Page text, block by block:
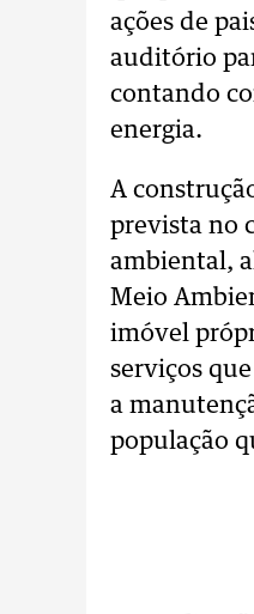
ações de
auditório
contando
energia.
A
prevista no
ambiental,
Meio
imóvel
serviços
a
população